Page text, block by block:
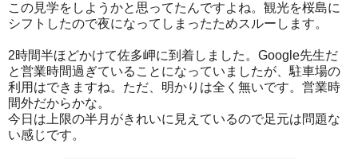
この見学をしようかと思ってたんですよね。観光を桜島に
シフトしたので夜になってしまったためスルーします。
2時間半ほどかけて佐多岬に到着しました。Google先生だ
と営業時間過ぎていることになっていましたが、駐車場の
利用はできますね。ただ、明かりは全く無いです。営業時
間外だからかな。
今日は上限の半月がきれいに見えているので足元は問題な
い感じです。